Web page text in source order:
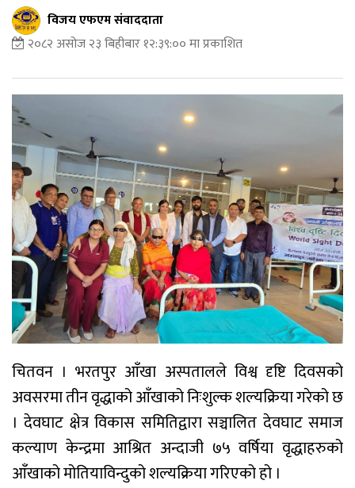
विजय एफएम संवाददाता
२०८२ असोज २३ बिहीबार १२:३९:०० मा प्रकाशित
चितवन । भरतपुर आँखा अस्पतालले विश्व दृष्टि दिवसको
अवसरमा तीन वृद्धाको आँखाको निःशुल्क शल्यक्रिया गरेको छ
। देवघाट क्षेत्र विकास समितिद्वारा सञ्चालित देवघाट समाज
कल्याण केन्द्रमा आश्रित अन्दाजी ७५ वर्षिया वृद्धाहरुको
आँखाको मोतियाविन्दुको शल्यक्रिया गरिएको हो ।